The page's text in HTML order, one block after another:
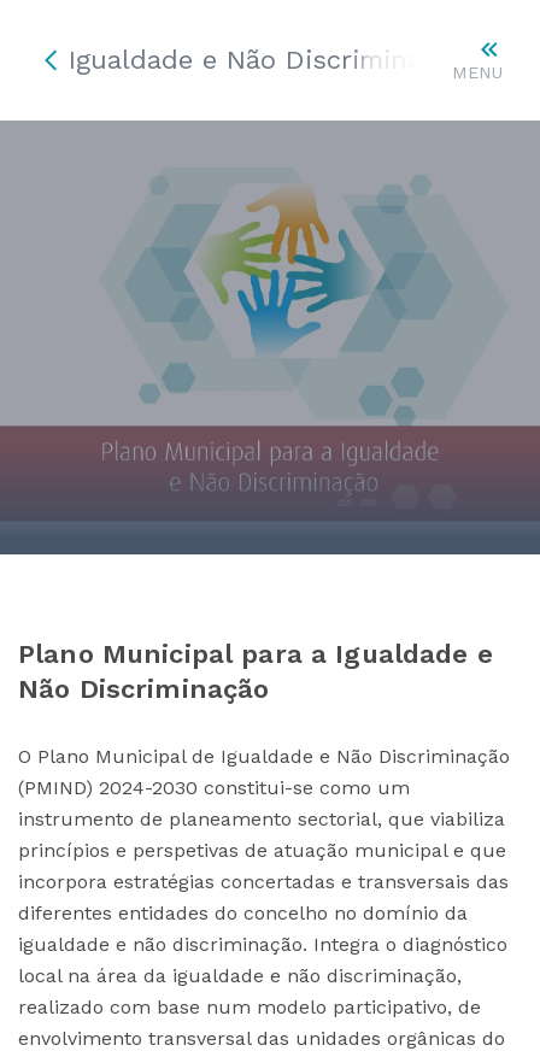
MENU
Igualdade e Não Discriminação
Plano Municipal para a Igualdade e
Não Discriminação
O Plano Municipal de Igualdade e Não Discriminação
(PMIND) 2024-2030 constitui-se como um
instrumento de planeamento sectorial, que viabiliza
princípios e perspetivas de atuação municipal e que
incorpora estratégias concertadas e transversais das
diferentes entidades do concelho no domínio da
igualdade e não discriminação. Integra o diagnóstico
local na área da igualdade e não discriminação,
realizado com base num modelo participativo, de
envolvimento transversal das unidades orgânicas do